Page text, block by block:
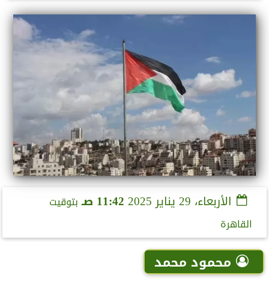
الأربعاء، 29 يناير 2025 11:42 صـ
بتوقيت
القاهرة
محمود محمد